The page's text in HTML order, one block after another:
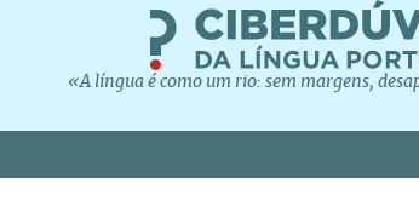
«A língua é como um rio: sem margens,